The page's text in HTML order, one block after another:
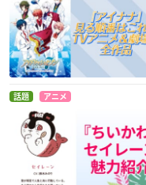
話題 アニメ